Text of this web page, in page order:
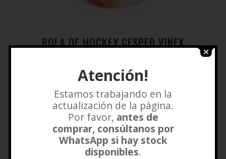
BOLA DE HOCKEY CESPED VINEX
Añadir a lista de deseos
Atención!
Estamos trabajando en la
actualización de la página.
Por favor, antes de
comprar, consúltanos por
WhatsApp si hay stock
disponibles.